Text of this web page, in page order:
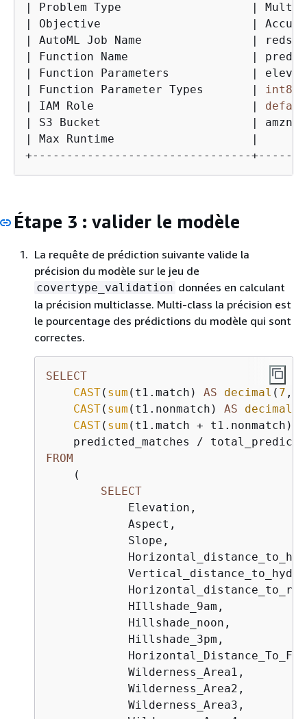
| Problem Type
| Objective                      |
| AutoML Job Name                |
| Function Name
| Function Parameters            |
| Function Parameter Types       | int8
| IAM Role                       |
| S3 Bucket
|
+--------------------------------
Étape 3 : valider le modèle
La requête de prédiction suivante valide la
précision du modèle sur le jeu de
covertype_validation données en calculant
la précision multiclasse. Multi-class la précision est
le pourcentage des prédictions du modèle qui sont
correctes.
SELECT
CAST( sum (t1.match) AS decimal ( 7 ,
CAST( sum (t1.nonmatch) AS decimal
CAST( sum (t1.match + t1.nonmatch)
    predicted_matches
/
FROM
    (
SELECT
            Elevation,
            Aspect,
            Slope,
            HIllshade_9am,
            Hillshade_noon,
            Hillshade_3pm,
            Wilderness_Area1,
            Wilderness_Area2,
            Wilderness_Area3,